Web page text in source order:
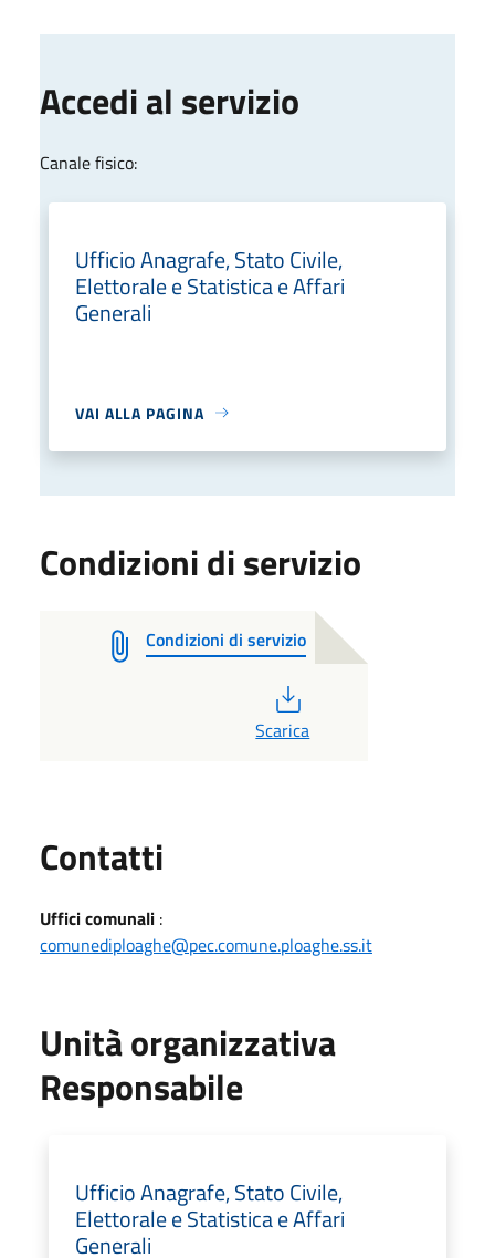
Accedi al servizio
Canale fisico:
Ufficio Anagrafe, Stato Civile,
Elettorale e Statistica e Affari
Generali
VAI ALLA PAGINA
Condizioni di servizio
Condizioni di servizio
Scarica
Contatti
Uffici comunali :
comunediploaghe@pec.comune.ploaghe.ss.it
Unità organizzativa
Responsabile
Ufficio Anagrafe, Stato Civile,
Elettorale e Statistica e Affari
Generali